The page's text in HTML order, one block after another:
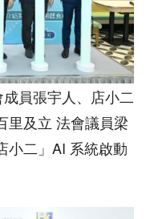
員張宇人、店小二
里及立 法會議員梁
小二」AI 系統啟動